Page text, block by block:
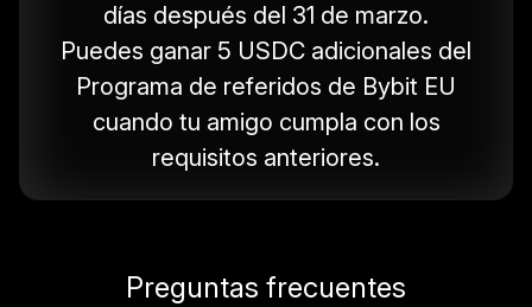
días después del 31 de marzo.
Puedes ganar 5 USDC adicionales del
Programa de referidos de Bybit EU
cuando tu amigo cumpla con los
requisitos anteriores.
Preguntas frecuentes